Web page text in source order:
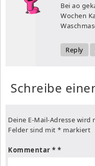
Bei ao
Wochen
Reply
Schreibe
Deine E-Mail-Adresse
Felder sind mit * markiert
Kommentar *